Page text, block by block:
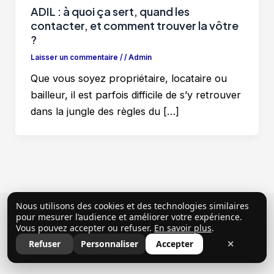
ADIL : à quoi ça sert, quand les
contacter, et comment trouver la vôtre
?
Laisser un commentaire / / Admin
Que vous soyez propriétaire, locataire ou
bailleur, il est parfois difficile de s’y retrouver
dans la jungle des règles du […]
Copyright © 2026 ClubProprio |Politique de
confidentialité|Conditions Générales d’Utilisation
Mentions légales
Nous utilisons des cookies et des technologies similaires
pour mesurer l’audience et améliorer votre expérience.
Vous pouvez accepter ou refuser. En savoir plus.
Refuser
Personnaliser Accepter ✕